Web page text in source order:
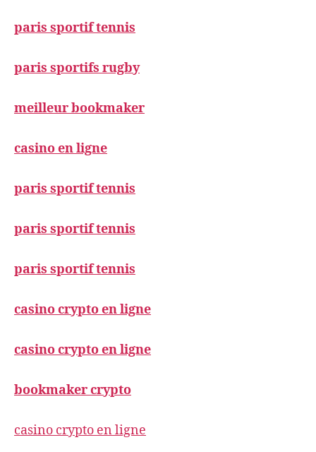
paris sportif tennis
paris sportifs rugby
meilleur bookmaker
casino en ligne
paris sportif tennis
paris sportif tennis
paris sportif tennis
casino crypto en ligne
casino crypto en ligne
bookmaker crypto
casino crypto en ligne